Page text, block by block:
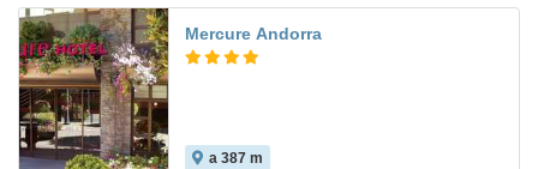
Mercure Andorra
a 387 m